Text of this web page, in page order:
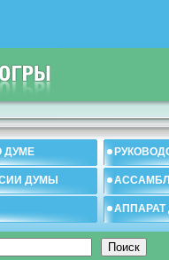
ДУМЕ
ДУМЫ
АППАРАТ